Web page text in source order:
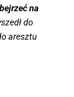
na
do
aresztu